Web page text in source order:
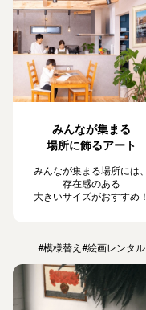
みんなが集まる
場所に飾るアート
みんなが集まる場所には、
存在感のある
大きいサイズがおすすめ！
#模様替え #絵画レンタル